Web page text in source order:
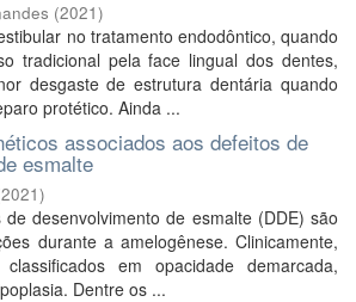
(2021)
no tratamento endodôntico, quando
tradicional pela face lingual dos dentes,
desgaste de estrutura dentária quando
protético. Ainda ...
associados aos defeitos de
esmalte
2021)
desenvolvimento de esmalte (DDE) são
durante a amelogênese. Clinicamente,
em opacidade demarcada,
Dentre os ...